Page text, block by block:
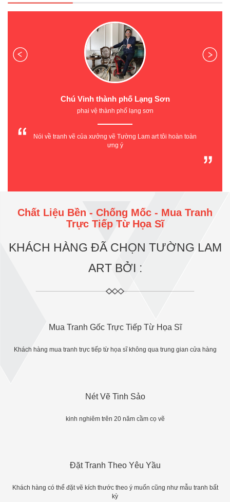
Chú Vinh thành phố Lạng Sơn
phai vệ thành phố lạng sơn
Nói về tranh vẽ của xưởng vẽ Tường Lam art tôi hoàn toàn
ưng ý
Chất Liệu Bền - Chống Mốc - Mua Tranh
Trực Tiếp Từ Họa Sĩ
KHÁCH HÀNG ĐÃ CHỌN TƯỜNG LAM
ART BỞI :
Mua Tranh Gốc Trực Tiếp Từ Họa Sĩ
Khách hàng mua tranh trực tiếp từ họa sĩ không qua trung gian cửa hàng
Nét Vẽ Tinh Sảo
kinh nghiêm trên 20 năm cầm cọ vẽ
Đặt Tranh Theo Yêu Yầu
Khách hàng có thể đặt vẽ kích thước theo ý muốn cũng như mẫu tranh bất
kỳ